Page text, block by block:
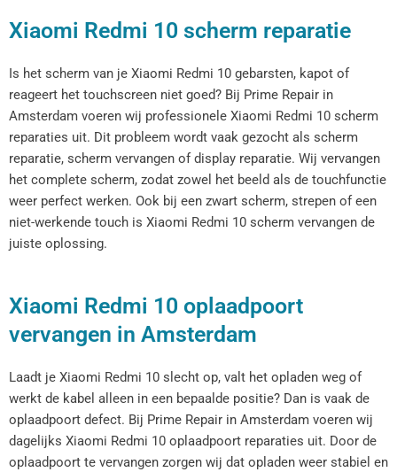
Xiaomi Redmi 10 scherm reparatie
Is het scherm van je Xiaomi Redmi 10 gebarsten, kapot of
reageert het touchscreen niet goed? Bij Prime Repair in
Amsterdam voeren wij professionele Xiaomi Redmi 10 scherm
reparaties uit. Dit probleem wordt vaak gezocht als scherm
reparatie, scherm vervangen of display reparatie. Wij vervangen
het complete scherm, zodat zowel het beeld als de touchfunctie
weer perfect werken. Ook bij een zwart scherm, strepen of een
niet-werkende touch is Xiaomi Redmi 10 scherm vervangen de
juiste oplossing.
Xiaomi Redmi 10 oplaadpoort
vervangen in Amsterdam
Laadt je Xiaomi Redmi 10 slecht op, valt het opladen weg of
werkt de kabel alleen in een bepaalde positie? Dan is vaak de
oplaadpoort defect. Bij Prime Repair in Amsterdam voeren wij
dagelijks Xiaomi Redmi 10 oplaadpoort reparaties uit. Door de
oplaadpoort te vervangen zorgen wij dat opladen weer stabiel en